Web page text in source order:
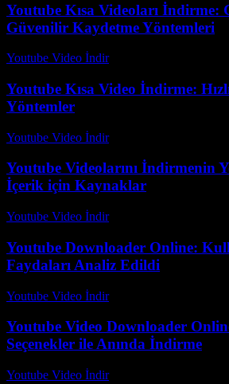
Youtube Kısa Videoları İndirme:
Güvenilir Kaydetme Yöntemleri
Youtube Video İndir-
Youtube Kısa Video İndirme:
Yöntemler
Youtube Video İndir-
Youtube Videolarını İndirmenin
İçerik için Kaynaklar
Youtube Video İndir-
Youtube Downloader Online:
Faydaları Analiz Edildi
Youtube Video İndir-
Youtube Video Downloader
Seçenekler ile Anında İndirme
Youtube Video İndir-